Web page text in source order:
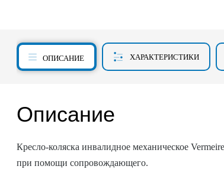
ОПИСАНИЕ ХАРАКТЕРИСТИКИ
Описание
Кресло-коляска инвалидное механическое
при помощи сопровождающего.